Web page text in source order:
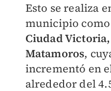
Esto se realiza
municipio
Ciudad
Matamoros,
incrementó en
alrededor del